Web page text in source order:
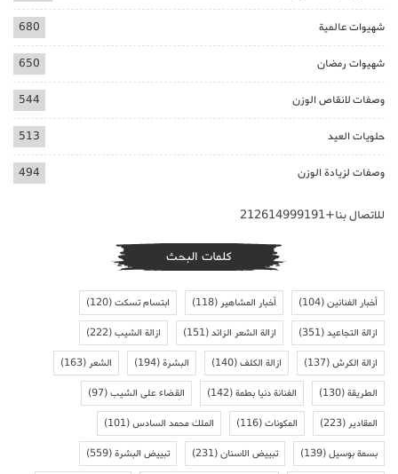
شهيوات عالمية 680
شهيوات رمضان 650
وصفات لانقاص الوزن 544
حلويات العيد 513
وصفات لزيادة الوزن 494
للاتصال بنا+212614999191
كلمات البحث
أخبار الفنانين(104) أخبار المشاهير(118) ابتسام تسكت(120)
ازالة التجاعيد(351) ازالة الشعر الزائد(151) ازالة الشيب(222)
ازالة الكرش(137) ازالة الكلف(140) البشرة(194) الشعر(163)
الطريقة(130) الفنانة دنيا بطمة(142) القضاء على الشيب(97)
المقادير(223) المكونات(116) الملك محمد السادس(101)
بسمة بوسيل(139) تبييض الاسنان(231) تبييض البشرة(559)